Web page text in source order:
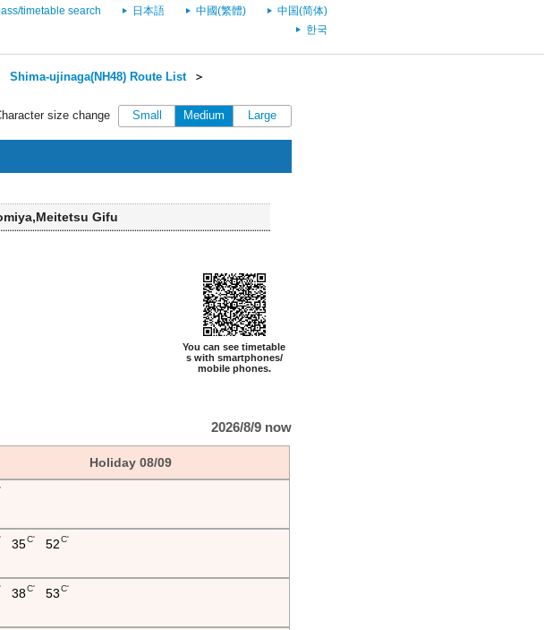
timetable search 日本語 中國(繁體)
中国(简体)
한국
Shima-ujinaga(NH48) Route List＞
size change
Small Medium Large
Gifu
You can see timetable
s with smartphones/
mobile phones.
2026/8/9 now
Holiday 08/09
35C' 52 C'
38C' 53 C'